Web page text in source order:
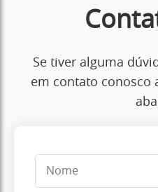
Se tiver alguma
em contato conosco